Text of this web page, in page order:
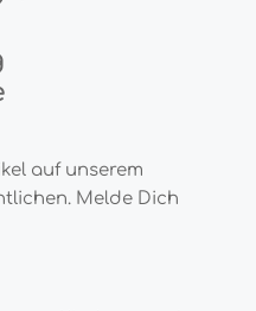
auf unserem
Melde Dich